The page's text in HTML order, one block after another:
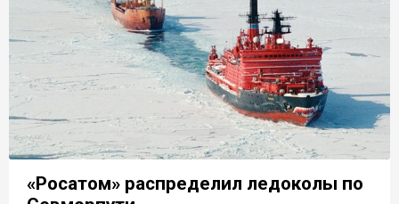
«Росатом» распределил ледоколы по